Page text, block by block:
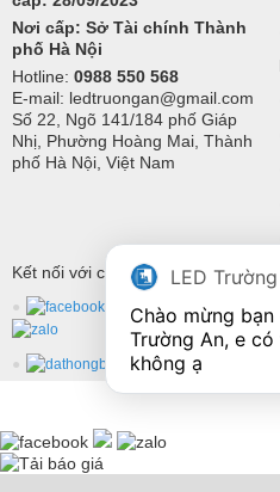
Nơi cấp: Sở Tài chính Thành
phố Hà Nội
Hotline: 0988 550 568
E-mail: ledtruongan@gmail.com
Số 22, Ngõ 141/184 phố Giáp
Nhị, Phường Hoàng Mai, Thành
phố Hà Nội, Việt Nam
Kết nối với chúng tôi
LED
Chào mừng
Trường An, e
không ạ